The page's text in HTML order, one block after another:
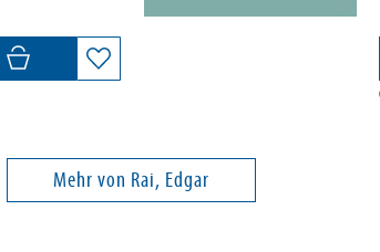
Mehr von Rai, Edgar